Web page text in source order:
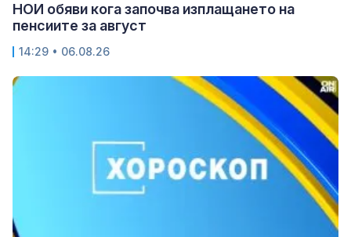
НОИ обяви кога започва изплащането на
пенсиите за август
14:29 • 06.08.26